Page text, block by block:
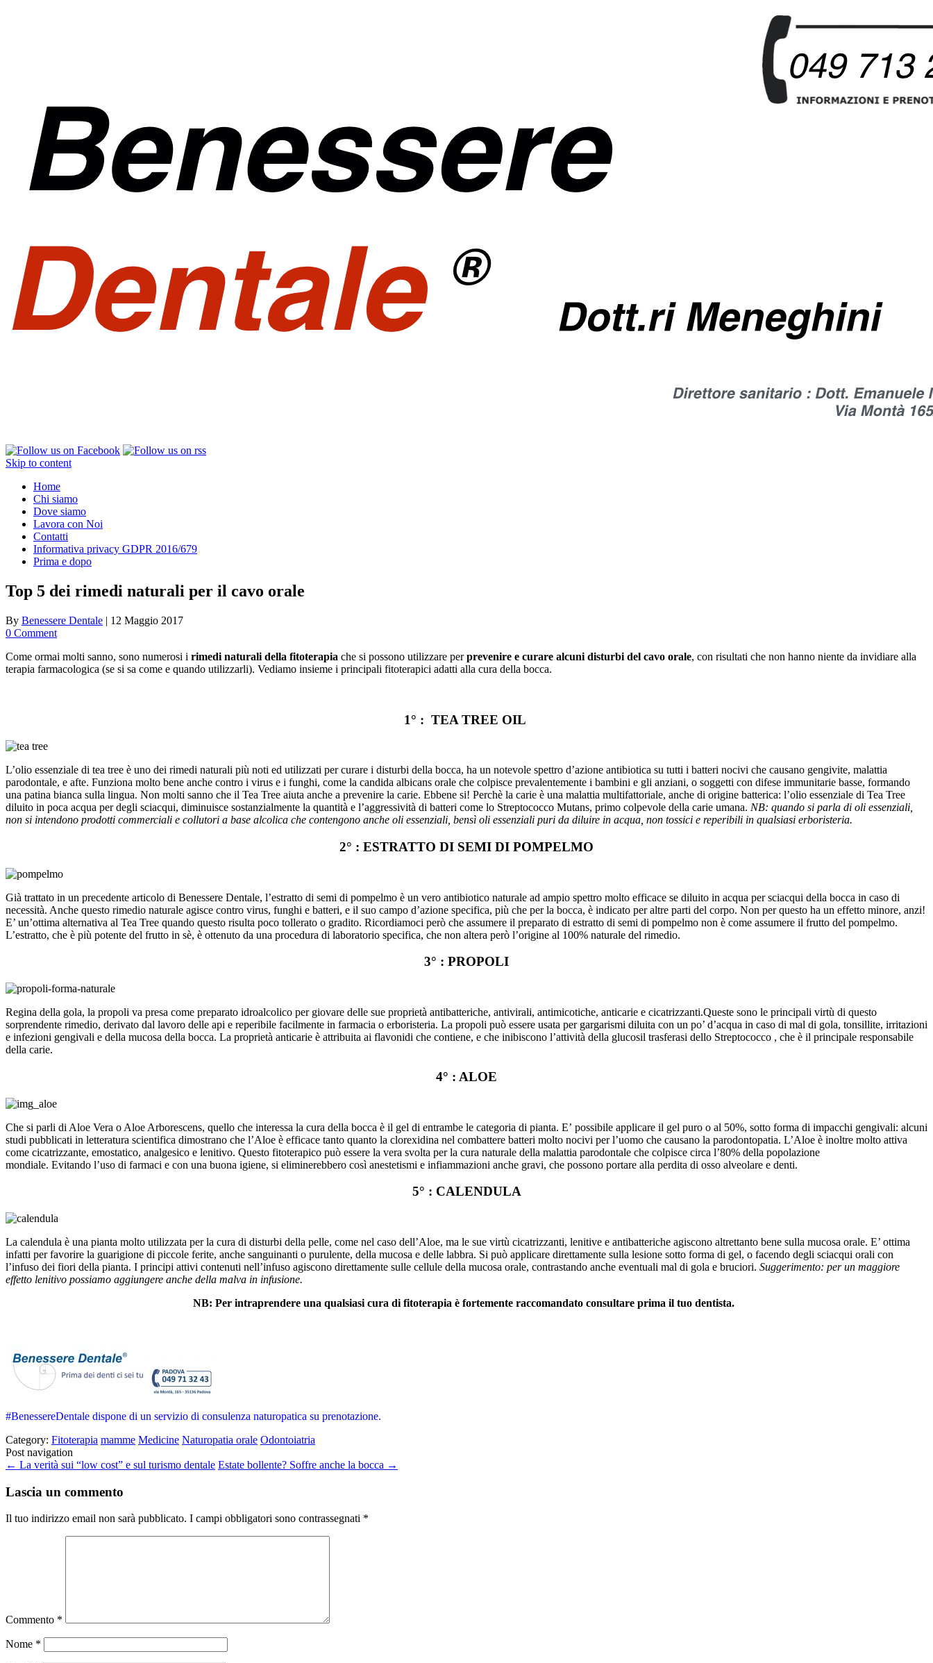
Skip to content
Home
Chi siamo
Dove siamo
Lavora con Noi
Contatti
Informativa privacy GDPR 2016/679
Prima e dopo
Top 5 dei rimedi naturali per il cavo orale
By Benessere Dentale | 12 Maggio 2017
0 Comment
Come ormai molti sanno, sono numerosi i rimedi naturali della fitoterapia che si possono utilizzare perprevenire e curare alcuni disturbi del cavo orale, con risultati che non hanno niente da invidiare alla
terapia farmacologica (se si sa come e quando utilizzarli). Vediamo insieme i principali fitoterapici adatti alla cura della bocca.
1° : TEA TREE OIL
L’olio essenziale di tea tree è uno dei rimedi naturali più noti ed utilizzati per curare i disturbi della bocca, ha un notevole spettro d’azione antibiotica su tutti i batteri nocivi che causano gengivite, malattia
parodontale, e afte. Funziona molto bene anche contro i virus e i funghi, come la candida albicans orale che colpisce prevalentemente i bambini e gli anziani, o soggetti con difese immunitarie basse, formando
una patina bianca sulla lingua. Non molti sanno che il Tea Tree aiuta anche a prevenire la carie. Ebbene si! Perchè la carie è una malattia multifattoriale, anche di origine batterica: l’olio essenziale di Tea Tree
diluito in poca acqua per degli sciacqui, diminuisce sostanzialmente la quantità e l’aggressività di batteri come lo Streptococco Mutans, primo colpevole della carie umana. NB: quando si parla di oli essenziali,
non si intendono prodotti commerciali e collutori a base alcolica che contengono anche oli essenziali, bensì oli essenziali puri da diluire in acqua, non tossici e reperibili in qualsiasi erboristeria.
2° : ESTRATTO DI SEMI DI POMPELMO
Già trattato in un precedente articolo di Benessere Dentale, l’estratto di semi di pompelmo è un vero antibiotico naturale ad ampio spettro molto efficace se diluito in acqua per sciacqui della bocca in caso di
necessità. Anche questo rimedio naturale agisce contro virus, funghi e batteri, e il suo campo d’azione specifica, più che per la bocca, è indicato per altre parti del corpo. Non per questo ha un effetto minore, anzi!
E’ un’ottima alternativa al Tea Tree quando questo risulta poco tollerato o gradito. Ricordiamoci però che assumere il preparato di estratto di semi di pompelmo non è come assumere il frutto del pompelmo.
L’estratto, che è più potente del frutto in sè, è ottenuto da una procedura di laboratorio specifica, che non altera però l’origine al 100% naturale del rimedio.
3° : PROPOLI
Regina della gola, la propoli va presa come preparato idroalcolico per giovare delle sue proprietà antibatteriche, antivirali, antimicotiche, anticarie e cicatrizzanti.Queste sono le principali virtù di questo
sorprendente rimedio, derivato dal lavoro delle api e reperibile facilmente in farmacia o erboristeria. La propoli può essere usata per gargarismi diluita con un po’ d’acqua in caso di mal di gola, tonsillite, irritazioni
e infezioni gengivali e della mucosa della bocca. La proprietà anticarie è attribuita ai flavonidi che contiene, e che inibiscono l’attività della glucosil trasferasi dello Streptococco , che è il principale responsabile
della carie.
4° : ALOE
Che si parli di Aloe Vera o Aloe Arborescens, quello che interessa la cura della bocca è il gel di entrambe le categoria di pianta. E’ possibile applicare il gel puro o al 50%, sotto forma di impacchi gengivali: alcuni
studi pubblicati in letteratura scientifica dimostrano che l’Aloe è efficace tanto quanto la clorexidina nel combattere batteri molto nocivi per l’uomo che causano la parodontopatia. L’Aloe è inoltre molto attiva
come cicatrizzante, emostatico, analgesico e lenitivo. Questo fitoterapico può essere la vera svolta per la cura naturale della malattia parodontale che colpisce circa l’80% della popolazione
mondiale. Evitando l’uso di farmaci e con una buona igiene, si eliminerebbero così anestetismi e infiammazioni anche gravi, che possono portare alla perdita di osso alveolare e denti.
5° : CALENDULA
La calendula è una pianta molto utilizzata per la cura di disturbi della pelle, come nel caso dell’Aloe, ma le sue virtù cicatrizzanti, lenitive e antibatteriche agiscono altrettanto bene sulla mucosa orale. E’ ottima
infatti per favorire la guarigione di piccole ferite, anche sanguinanti o purulente, della mucosa e delle labbra. Si può applicare direttamente sulla lesione sotto forma di gel, o facendo degli sciacqui orali con
l’infuso dei fiori della pianta. I principi attivi contenuti nell’infuso agiscono direttamente sulle cellule della mucosa orale, contrastando anche eventuali mal di gola e bruciori. Suggerimento: per un maggiore
effetto lenitivo possiamo aggiungere anche della malva in infusione.
NB: Per intraprendere una qualsiasi cura di fitoterapia è fortemente raccomandato consultare prima il tuo dentista.
#BenessereDentale dispone di un servizio di consulenza naturopatica su prenotazione.
Category: Fitoterapia mamme Medicine Naturopatia orale Odontoiatria
Post navigation
← La verità sui “low cost” e sul turismo dentale Estate bollente? Soffre anche la bocca →
Lascia un commento
Il tuo indirizzo email non sarà pubblicato. I campi obbligatori sono contrassegnati *
Commento *
Nome *